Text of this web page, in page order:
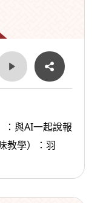
：與AI一起說報